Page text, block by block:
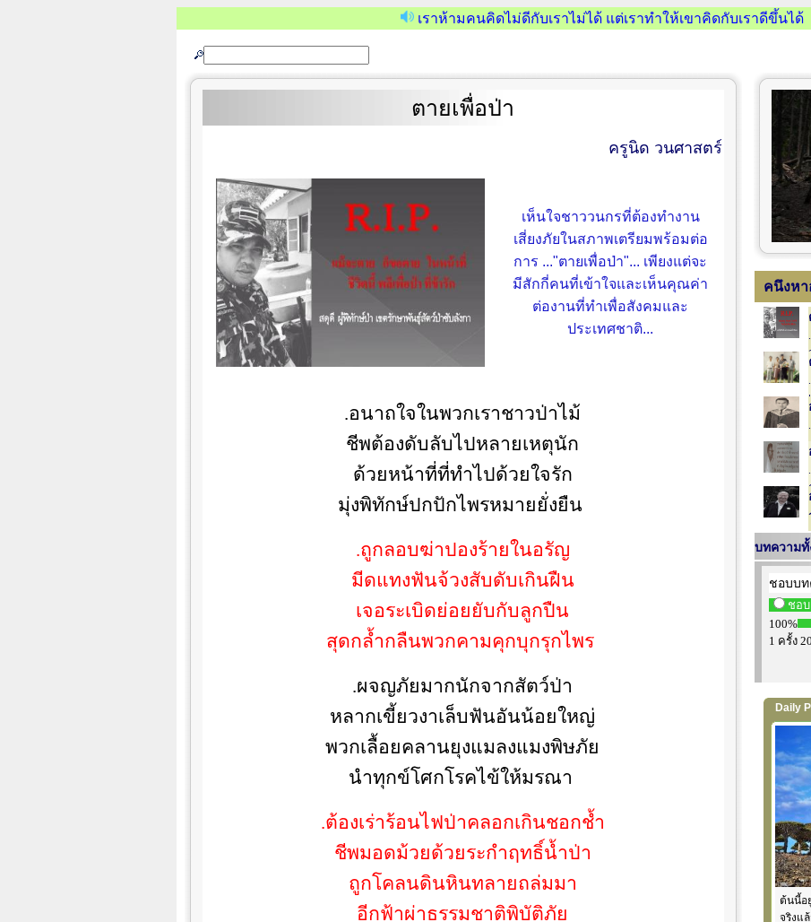
เราห้ามคนคิดไม่ดีกับเราไม่ได้ แต่เราทำให้เขาคิดกับเราดีขึ้นได้
ตายเพื่อป่า
ครูนิด วนศาสตร์
เห็นใจชาววนกรที่ต้องทำงาน
เสี่ยงภัยในสภาพเตรียมพร้อมต่อ
การ ..."ตายเพื่อป่า"... เพียงแต่จะ
มีสักกี่คนที่เข้าใจและเห็นคุณค่า
ต่องานที่ทำเพื่อสังคมและ
ประเทศชาติ...
.อนาถใจในพวกเราชาวป่าไม้
ชีพต้องดับลับไปหลายเหตุนัก
ด้วยหน้าที่ที่ทำไปด้วยใจรัก
มุ่งพิทักษ์ปกปักไพรหมายยั่งยืน
.ถูกลอบฆ่าปองร้ายในอรัญ
มีดแทงฟันจ้วงสับดับเกินฝืน
เจอระเบิดย่อยยับกับลูกปืน
สุดกล้ำกลืนพวกคามคุกบุกรุกไพร
.ผจญภัยมากนักจากสัตว์ป่า
หลากเขี้ยวงาเล็บฟันอันน้อยใหญ่
พวกเลื้อยคลานยุงแมลงแมงพิษภัย
นำทุกข์โศกโรคไข้ให้มรณา
.ต้องเร่าร้อนไฟป่าคลอกเกินชอกช้ำ
ชีพมอดม้วยด้วยระกำฤทธิ์น้ำป่า
ถูกโคลนดินหินทลายถล่มมา
อีกฟ้าผ่าธรรมชาติพิบัติภัย
คนึงหา
บทความ
Daily
ต้นนี้อ
จริงแ